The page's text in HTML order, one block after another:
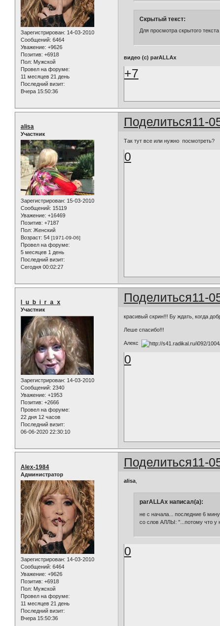
Зарегистрирован: 14-03-2010
Сообщений: 6464
Уважение: +9626
Позитив: +6918
Пол: Мужской
Провел на форуме:
11 месяцев 21 день
Последний визит:
Вчера 15:50:36
Скрытый текст:
Для просмотра скрытого
видео (с) parALLAx
+7
Поделиться11-
alisa
Участник
Зарегистрирован: 15-03-2010
Сообщений: 15119
Уважение: +16469
Позитив: +7187
Пол: Женский
Возраст: 54 [1971-09-06]
Провел на форуме:
5 месяцев 1 день
Последний визит:
Сегодня 00:02:27
Так тут все или нужно посмотреть?
0
Поделиться11-
l_u_b_i_r_a_x
Участник
Зарегистрирован: 14-03-2010
Сообщений: 2340
Уважение: +1953
Позитив: +2666
Провел на форуме:
22 дня 12 часов
Последний визит:
06-06-2020 22:30:10
красивый скрин!!! Бу ждать, когда
Леше спасибо!!!
Алекс
0
Поделиться11-
Alex-1984
Администратор
Зарегистрирован: 14-03-2010
Сообщений: 6464
Уважение: +9626
Позитив: +6918
Пол: Мужской
Провел на форуме:
11 месяцев 21 день
Последний визит:
Вчера 15:50:36
alisa
parALLAx написал(а):
не с начала... последние 6
со слов АЛЛЫ: "...потому что у
0